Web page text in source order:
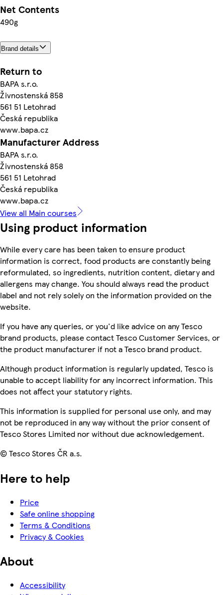
Net Contents
490g
Brand details
Return to
BAPA s.r.o.
Živnostenská 858
561 51 Letohrad
Česká republika
www.bapa.cz
Manufacturer Address
BAPA s.r.o.
Živnostenská 858
561 51 Letohrad
Česká republika
www.bapa.cz
View all Main courses
Using product information
While every care has been taken to ensure product
information is correct, food products are constantly being
reformulated, so ingredients, nutrition content, dietary and
allergens may change. You should always read the product
label and not rely solely on the information provided on the
website.
If you have any queries, or you'd like advice on any Tesco
brand products, please contact Tesco Customer Services, or
the product manufacturer if not a Tesco brand product.
Although product information is regularly updated, Tesco is
unable to accept liability for any incorrect information. This
does not affect your statutory rights.
This information is supplied for personal use only, and may
not be reproduced in any way without the prior consent of
Tesco Stores Limited nor without due acknowledgement.
© Tesco Stores ČR a.s.
Here to help
Price
Safe online shopping
Terms & Conditions
Privacy & Cookies
About
Accessibility